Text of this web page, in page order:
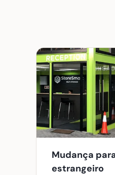
Mudança
estrangeiro